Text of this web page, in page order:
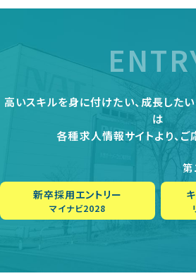
高いスキルを身に付けたい、成長した
は
各種求人情報サイトより、ご
新卒採用エントリー
マイナビ2028
第